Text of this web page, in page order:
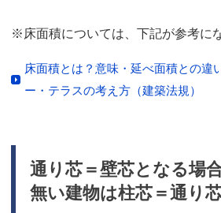
※床面積については、下記が参考に
床面積とは？意味・延べ面積との違
ー・テラスの考え方（建築法規）
通り芯＝壁芯となる場
無い建物は柱芯＝通り